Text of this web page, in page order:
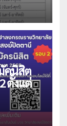
คนิสิต
ตั้งแต่